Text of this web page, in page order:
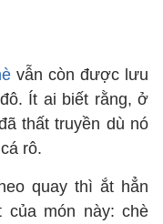
vẫn còn được lưu
Ít ai biết rằng, ở
thất truyền dù nó
rô.
quay thì ắt hẳn
món này: chè